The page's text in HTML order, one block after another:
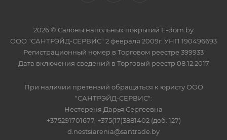
2026 © Салоны напольных покрытий E-dom.by
ООО "САНТРЭЙД-СЕРВИС" 2 февраля 2009г. УНП 190496693
Регистрационный номер в Торговом реестре 399933
Дата включения сведений в Торговый реестр 08.12.2017
При наличии претензий обращаться к юристу ООО
"САНТРЭЙД-СЕРВИС":
Нестереня Дарья Сергеевна
+375291701677, +375(17)3881402 (доб. 127)
d.nestsiarenia@santrade.by